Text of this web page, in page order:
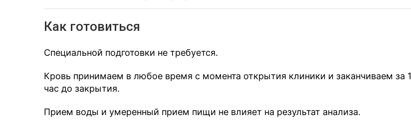
Как готовиться
Специальной подготовки не требуется.
Кровь принимаем в любое время с момента открытия клиники и заканчиваем за 1
час до закрытия.
Прием воды и умеренный прием пищи не влияет на результат анализа.